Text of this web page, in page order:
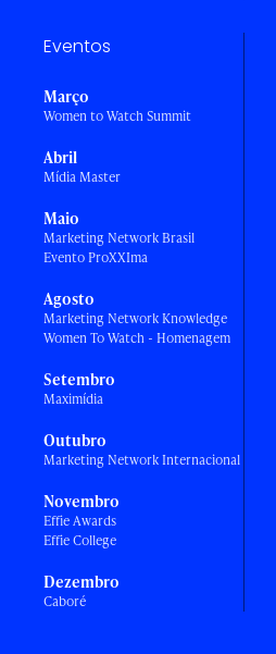
Eventos
Março
Women to Watch Summit
Abril
Mídia Master
Maio
Marketing Network Brasil
Evento ProXXIma
Agosto
Marketing Network Knowledge
Women To Watch - Homenagem
Setembro
Maximídia
Outubro
Marketing Network Internacional
Novembro
Effie Awards
Effie College
Dezembro
Caboré